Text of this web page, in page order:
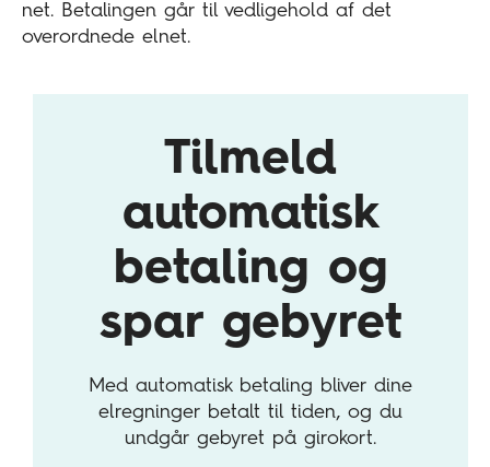
net. Betalingen går til vedligehold af det
overordnede elnet.
Tilmeld
automatisk
betaling og
spar gebyret
Med automatisk betaling bliver dine
elregninger betalt til tiden, og du
undgår gebyret på girokort.